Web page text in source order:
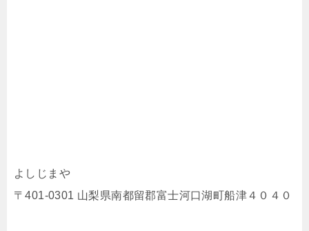
よしじまや
〒401-0301 山梨県南都留郡富士河口湖町船津４０４０